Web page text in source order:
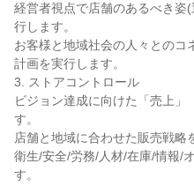
経営者視点で店舗のあるべき姿
行します。
お客様と地域社会の人々とのコ
計画を実行します。
3. ストアコントロール
ビジョン達成に向けた「売上」
す。
店舗と地域に合わせた販売戦略
衛生/安全/労務/人材/在庫/情報/
す。